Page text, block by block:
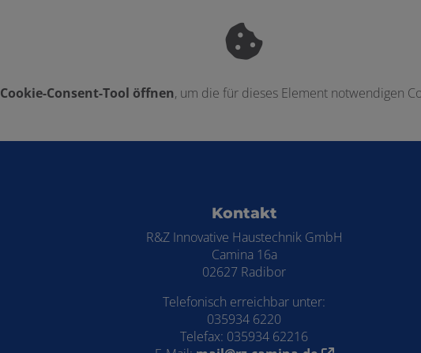
Cookie-Consent-Tool öffnen, um die für dieses Element notwendigen
Kontakt
R&Z Innovative Haustechnik GmbH
Camina 16a
02627 Radibor
Telefonisch erreichbar unter:
035934 6220
Telefax: 035934 62216